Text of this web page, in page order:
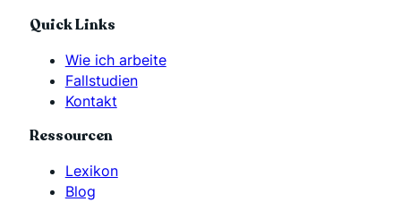
Quick Links
Wie ich arbeite
Fallstudien
Kontakt
Ressourcen
Lexikon
Blog